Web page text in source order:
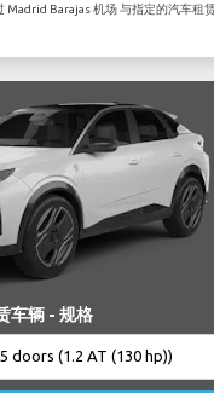
Madrid Barajas 机场 与指定的汽车租赁
车辆 - 规格